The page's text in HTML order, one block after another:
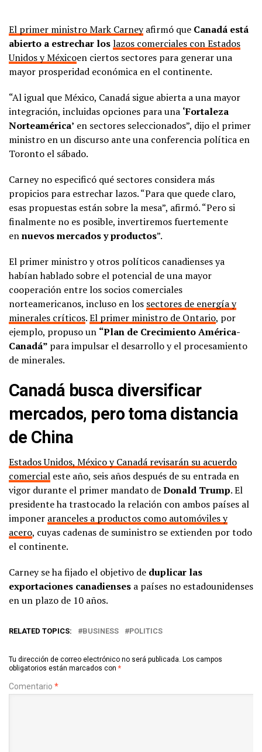
El primer ministro Mark Carneyafirmó que Canadá está
abierto a estrechar loslazos comerciales con Estados
Unidos y Méxicoen ciertos sectores para generar una
mayor prosperidad económica en el continente.
“Al igual que México, Canadá sigue abierta a una mayor
integración, incluidas opciones para una ‘Fortaleza
Norteamérica’ en sectores seleccionados”, dijo el primer
ministro en un discurso ante una conferencia política en
Toronto el sábado.
Carney no especificó qué sectores considera más
propicios para estrechar lazos. “Para que quede claro,
esas propuestas están sobre la mesa”, afirmó. “Pero si
finalmente no es posible, invertiremos fuertemente
ennuevos mercados y productos”.
El primer ministro y otros políticos canadienses ya
habían hablado sobre el potencial de una mayor
cooperación entre los socios comerciales
norteamericanos, incluso en los sectores de energía y
minerales críticos.El primer ministro de Ontario, por
ejemplo, propuso un “Plan de Crecimiento América-
Canadá” para impulsar el desarrollo y el procesamiento
de minerales.
Canadá busca diversificar
mercados, pero toma distancia
de China
Estados Unidos, México y Canadá revisarán su acuerdo
comercial este año, seis años después de su entrada en
vigor durante el primer mandato deDonald Trump. El
presidente ha trastocado la relación con ambos países al
imponer aranceles a productos como automóviles y
acero, cuyas cadenas de suministro se extienden por todo
el continente.
Carney se ha fijado el objetivo de duplicar las
exportaciones canadienses a países no estadounidenses
en un plazo de 10 años.
RELATED TOPICS: BUSINESS POLITICS
Tu dirección de correo electrónico no será publicada. Los campos
obligatorios están marcados con *
Comentario *